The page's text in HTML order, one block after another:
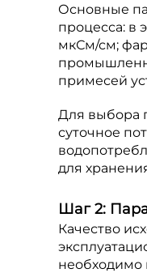
Основные
процесса: в
мкСм/см;
примесей
Для выбора
суточное
для
Шаг 2:
Качество
необходимо